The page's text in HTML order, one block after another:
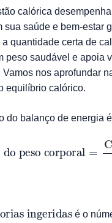
calórica desempenha
sua saúde e bem-estar
quantidade certa de
peso saudável e apoia
Vamos nos aprofundar
equilíbrio calórico.
do balanço de energia
do peso corporal
Calorias
ingeridas
é o